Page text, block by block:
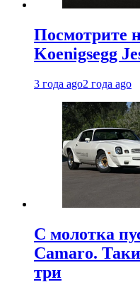
Посмотрите
Koenigsegg
3 года ago2 года ago
С молотка
Camaro.
три